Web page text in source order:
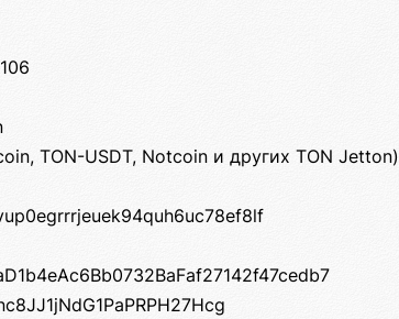
TON-USDT, Notcoin и других TON Jetton)